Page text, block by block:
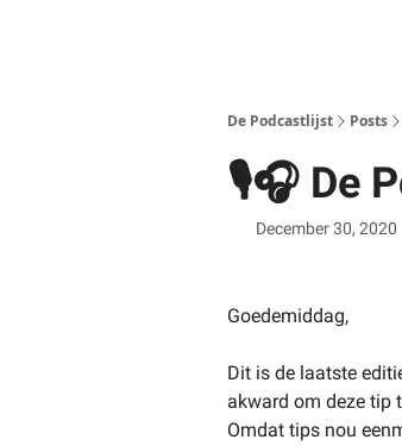
De Podcastlijst Posts
🎙🎧 De
December 30, 2020
Goedemiddag,
Dit is de laatste
akward om deze tip
Omdat tips nou